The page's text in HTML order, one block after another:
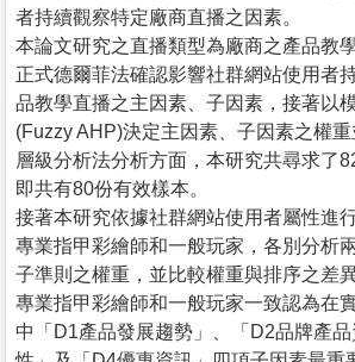
者持續觀察特定廠商直播之因素。
本論文研究之直播類型為廠商之產品教
正式德爾菲法確認影響社群網站使用者
品教學直播之主因素、子因素，接著以
(Fuzzy AHP)決定主因素、子因素之權
層級分析法分析方面，本研究共尋求了
即共有80份有效樣本。
接著本研究依據社群網站使用者屬性進
專業指甲彩繪師和一般玩家，各別分析
子準則之權重，並比較權重與排序之差異
專業指甲彩繪師和一般玩家一致認為在
中「D1產品發展趨勢」、「D2品牌產